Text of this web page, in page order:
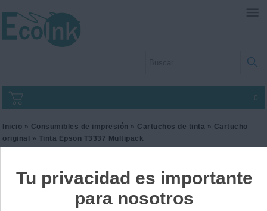
0
Inicio » Consumibles de impresión » Cartuchos de tinta » Cartucho
original
» Tinta Epson T3337 Multipack
Tinta Epson T3337
Ref. C13T333740